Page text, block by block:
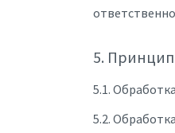
5.
5.1.
5.2.